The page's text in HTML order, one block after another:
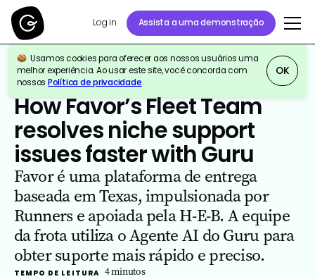
Log in Assista a uma demonstração
Usamos cookies para oferecer aos nossos usuários uma
melhor experiência. Ao usar este site, você concorda com
nossos Política de privacidade.
OK
Todas as Histórias de Clientes do Guru
How Favor’s Fleet Team
resolves niche support
issues faster with Guru
Favor é uma plataforma de entrega
baseada em Texas, impulsionada por
Runners e apoiada pela H-E-B. A equipe
da frota utiliza o Agente AI do Guru para
obter suporte mais rápido e preciso.
TEMPO DE LEITURA 4minutos